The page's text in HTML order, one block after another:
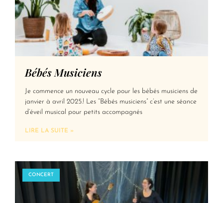
Bébés Musiciens
Je commence un nouveau cycle pour les bébés musiciens de
janvier à avril 2025.! Les “Bébés musiciens” c’est une séance
d’éveil musical pour petits accompagnés
LIRE LA SUITE »
CONCERT